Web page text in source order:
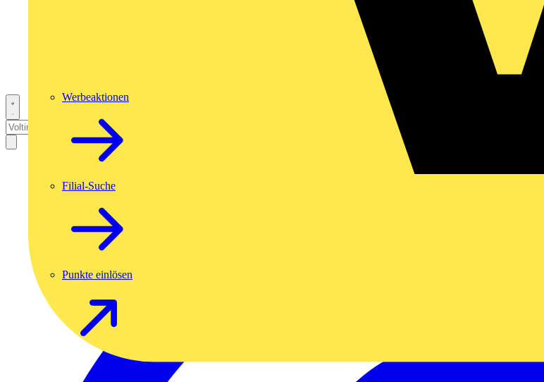
Werbeaktionen
Filial-Suche
Punkte einlösen